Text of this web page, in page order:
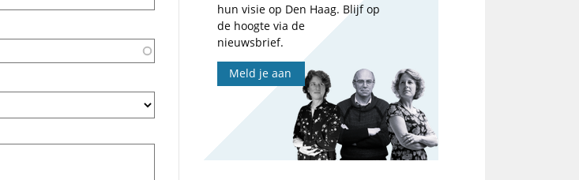
hun visie op Den Haag. Blijf op
de hoogte via de
nieuwsbrief.
Meld je aan